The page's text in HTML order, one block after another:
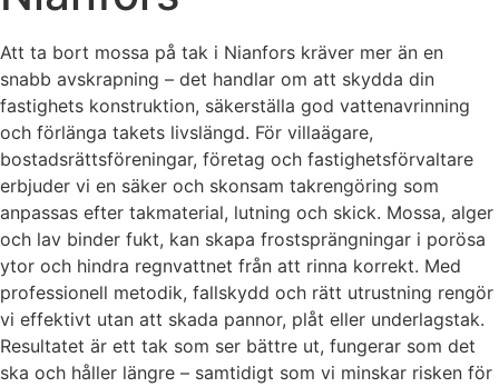
Att ta bort mossa på tak i Nianfors kräver mer än en
snabb avskrapning – det handlar om att skydda din
fastighets konstruktion, säkerställa god vattenavrinning
och förlänga takets livslängd. För villaägare,
bostadsrättsföreningar, företag och fastighetsförvaltare
erbjuder vi en säker och skonsam takrengöring som
anpassas efter takmaterial, lutning och skick. Mossa, alger
och lav binder fukt, kan skapa frostsprängningar i porösa
ytor och hindra regnvattnet från att rinna korrekt. Med
professionell metodik, fallskydd och rätt utrustning rengör
vi effektivt utan att skada pannor, plåt eller underlagstak.
Resultatet är ett tak som ser bättre ut, fungerar som det
ska och håller längre – samtidigt som vi minskar risken för